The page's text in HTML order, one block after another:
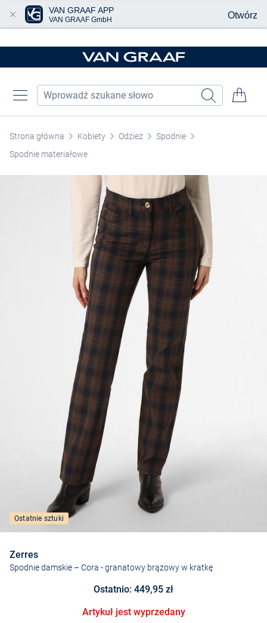
Strona główna Kobiety Odzież
Spodnie
Spodnie materiałowe
Ostatnie sztuki
Zerres
Spodnie damskie – Cora - granatowy brązowy w kratkę
Ostatnio: 449,95 zł
Artykuł jest wyprzedany
VAN GRAAF APP
VAN GRAAF GmbH Otwórz